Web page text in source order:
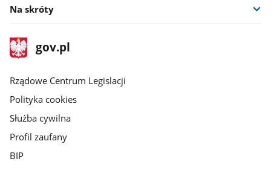
Na skróty
stopka
gov.plStrona
gov.pl
Rządowe Centrum Legislacji
Polityka cookies
Służba cywilna
Profil zaufany
BIP